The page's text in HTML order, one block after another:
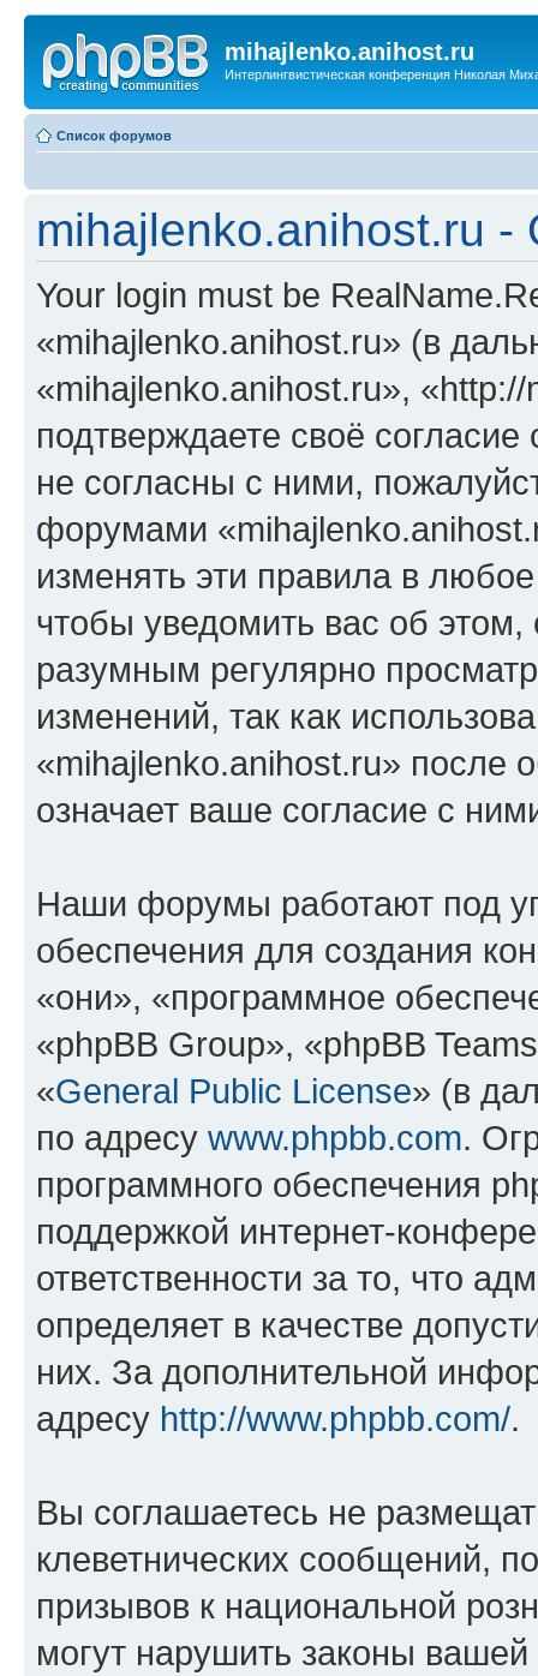
mihajlenko.anihost.ru
Интерлингвистическая конференция Николая
Список форумов
mihajlenko.anihost.ru
Your login must be
«mihajlenko.anihost.ru» (в
«mihajlenko.anihost.ru»,
подтверждаете своё
не согласны с ними,
форумами
изменять эти правила в
чтобы уведомить вас об
разумным регулярно
изменений, так как
«mihajlenko.anihost.ru» после
означает ваше согласие с
Наши форумы работают под
обеспечения для создания
«они», «программное
«phpBB Group», «phpBB
«General Public License» (в
по адресу www.phpbb.com.
программного обеспечения
поддержкой интернет-
ответственности за то, что
определяет в качестве
них. За дополнительной
адресу http://www.phpbb.com/.
Вы соглашаетесь не
клеветнических сообщений,
призывов к национальной
могут нарушить законы